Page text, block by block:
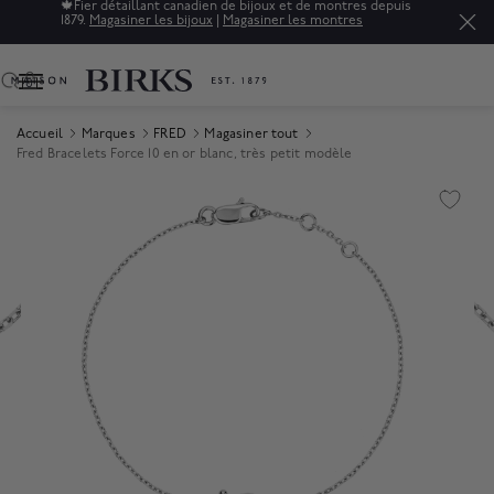
🍁 Fier détaillant canadien de bijoux et de montres depuis
1879. Magasiner les bijoux Magasiner les montres
0
Accueil Marques FRED
Magasiner tout
Fred Bracelets Force 10 en or blanc, très petit modèle